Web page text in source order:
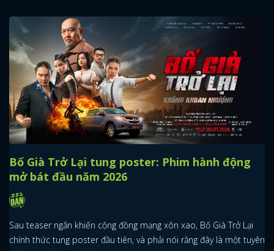
Bố Già Trở Lại tung poster: Phim hành động
mở bát đầu năm 2026
Sau teaser ngắn khiến cộng đồng mạng xôn xao, Bố Già Trở Lại
chính thức tung poster đầu tiên, và phải nói rằng đây là một tuyên